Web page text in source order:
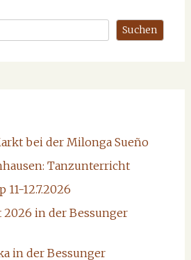
Suchen
bei der Milonga Sueño
Tanzunterricht
11-12.7.2026
in der Bessunger
in der Bessunger